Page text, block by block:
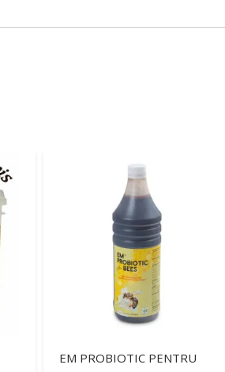
EM PROBIOTIC PENTRU